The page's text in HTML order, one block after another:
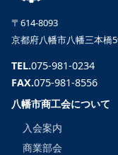
〒614-8093
京都府八幡市八幡三本橋
TEL.075-981-0234
FAX.075-981-8556
八幡市商工会について
入会案内
商業部会